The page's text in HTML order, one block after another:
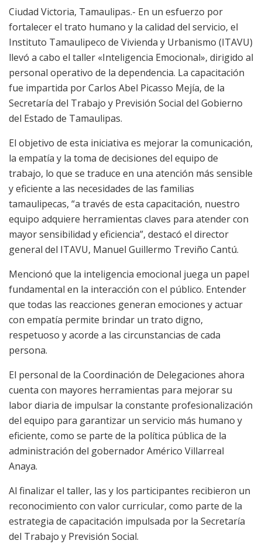
Ciudad Victoria, Tamaulipas.- En un esfuerzo por
fortalecer el trato humano y la calidad del servicio, el
Instituto Tamaulipeco de Vivienda y Urbanismo (ITAVU)
llevó a cabo el taller «Inteligencia Emocional», dirigido al
personal operativo de la dependencia. La capacitación
fue impartida por Carlos Abel Picasso Mejía, de la
Secretaría del Trabajo y Previsión Social del Gobierno
del Estado de Tamaulipas.
El objetivo de esta iniciativa es mejorar la comunicación,
la empatía y la toma de decisiones del equipo de
trabajo, lo que se traduce en una atención más sensible
y eficiente a las necesidades de las familias
tamaulipecas, “a través de esta capacitación, nuestro
equipo adquiere herramientas claves para atender con
mayor sensibilidad y eficiencia”, destacó el director
general del ITAVU, Manuel Guillermo Treviño Cantú.
Mencionó que la inteligencia emocional juega un papel
fundamental en la interacción con el público. Entender
que todas las reacciones generan emociones y actuar
con empatía permite brindar un trato digno,
respetuoso y acorde a las circunstancias de cada
persona.
El personal de la Coordinación de Delegaciones ahora
cuenta con mayores herramientas para mejorar su
labor diaria de impulsar la constante profesionalización
del equipo para garantizar un servicio más humano y
eficiente, como se parte de la política pública de la
administración del gobernador Américo Villarreal
Anaya.
Al finalizar el taller, las y los participantes recibieron un
reconocimiento con valor curricular, como parte de la
estrategia de capacitación impulsada por la Secretaría
del Trabajo y Previsión Social.